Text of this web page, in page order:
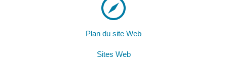
Plan du site Web
Sites Web